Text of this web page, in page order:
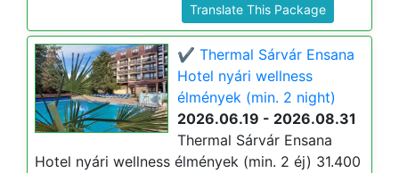
Translate This Package
✔️ Thermal Sárvár Ensana
Hotel nyári wellness
élmények (min. 2 night)
2026.06.19 - 2026.08.31
Thermal Sárvár Ensana
Hotel nyári wellness élmények (min. 2 éj) 31.400